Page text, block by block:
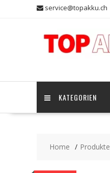
service@topakku.ch
KATEGORIEN
Home Produkte